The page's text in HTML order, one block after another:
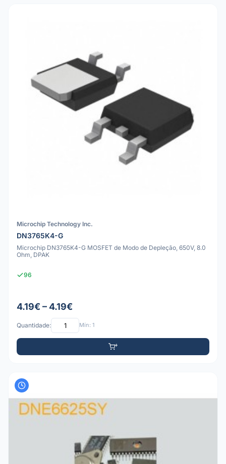
Microchip Technology Inc.
DN3765K4-G
Microchip DN3765K4-G MOSFET de Modo de Depleção, 650V, 8.0
Ohm, DPAK
96
4.19€ – 4.19€
Quantidade: Mín: 1